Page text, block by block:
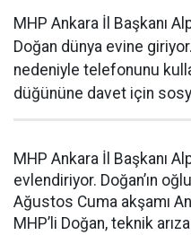
MHP Ankara İl Başkanı
Doğan dünya evine
nedeniyle telefonunu
düğününe davet için
MHP Ankara İl Başkanı
evlendiriyor. Doğan’ın
Ağustos Cuma akşamı
MHP’li Doğan, teknik